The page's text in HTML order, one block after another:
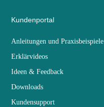
Kundenportal
Anleitungen und Praxisbeispiele
Erklärvideos
Ideen & Feedback
Downloads
Kundensupport